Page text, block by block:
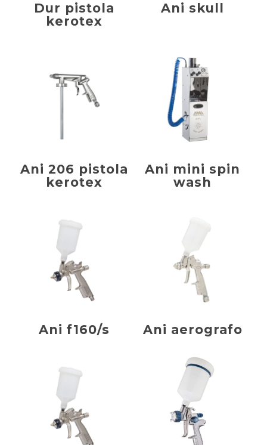
Dur pistola
kerotex
Ani skull
Ani 206 pistola
kerotex
Ani mini spin
wash
Ani f160/s Ani aerografo